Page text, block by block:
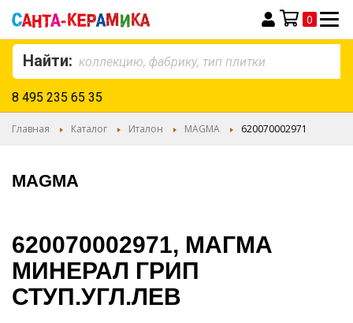
Моя корзина
0
Найти:
8 495 235 65 35
Главная Каталог Италон MAGMA 620070002971
MAGMA
620070002971, МАГМА
МИНЕРАЛ ГРИП
СТУП.УГЛ.ЛЕВ